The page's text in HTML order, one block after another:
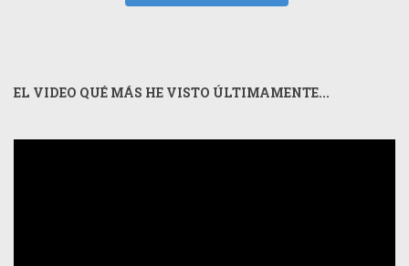
EL VIDEO QUÉ MÁS HE VISTO ÚLTIMAMENTE...